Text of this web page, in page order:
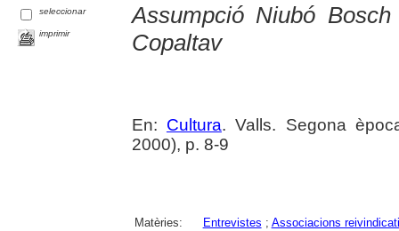
seleccionar
imprimir
Assumpció Niubó
Copaltav
En: Cultura. Valls. Segona
2000), p. 8-9
Matèries: Entrevistes ; Associacions